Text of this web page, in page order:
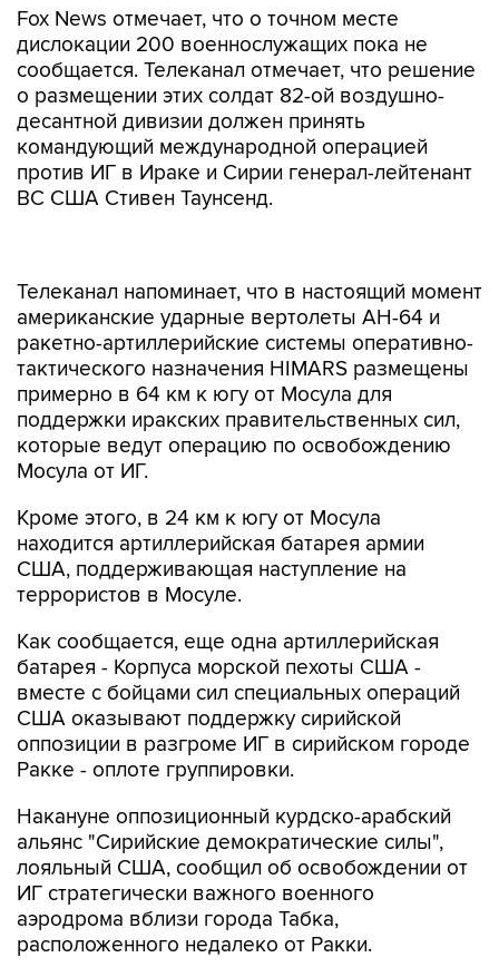
Fox News отмечает, что о точном месте
дислокации 200 военнослужащих пока не
сообщается. Телеканал отмечает, что решение
о размещении этих солдат 82-ой воздушно-
десантной дивизии должен принять
командующий международной операцией
против ИГ в Ираке и Сирии генерал-лейтенант
ВС США Стивен Таунсенд.
ракетно-артиллерийские системы оперативно-
тактического назначения HIMARS размещены
примерно в 64 км к югу от Мосула для
поддержки иракских правительственных сил,
которые ведут операцию по освобождению
Мосула от ИГ.
Кроме этого, в 24 км к югу от Мосула
США, поддерживающая наступление на
террористов в Мосуле.
Как сообщается, еще одна артиллерийская
вместе с бойцами сил специальных операций
США оказывают поддержку сирийской
оппозиции в разгроме ИГ в сирийском городе
Ракке - оплоте группировки.
Накануне оппозиционный курдско-арабский
лояльный США, сообщил об освобождении от
ИГ стратегически важного военного
аэродрома вблизи города Табка,
расположенного недалеко от Ракки.
США ИГ